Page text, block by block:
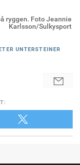
ryggen. Foto Jeannie
Karlsson/Sulkysport
UNTERSTEINER
: